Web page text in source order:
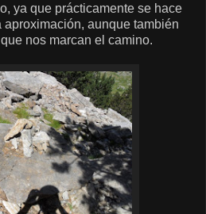
ya que prácticamente se hace
aunque también
nos marcan el camino.